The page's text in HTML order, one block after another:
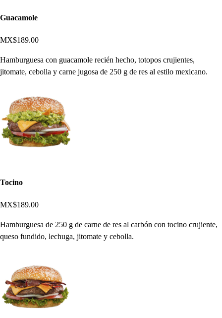
Guacamole
MX$189.00
Hamburguesa con guacamole recién hecho, totopos crujientes,
jitomate, cebolla y carne jugosa de 250 g de res al estilo mexicano.
Tocino
MX$189.00
Hamburguesa de 250 g de carne de res al carbón con tocino crujiente,
queso fundido, lechuga, jitomate y cebolla.